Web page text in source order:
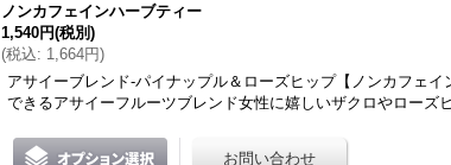
ノンカフェインハーブティー
1,540円(税別)
(税込: 1,664円)
アサイーブレンド-パイナップル＆ローズヒップ【ノンカフェ
できるアサイーフルーツブレンド女性に嬉しいザクロやローズ